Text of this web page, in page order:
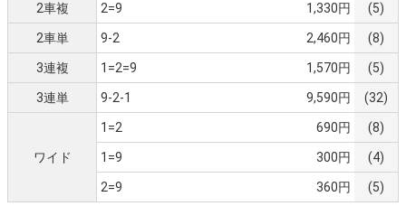
2車複 2=9 1,330円 (5)
2車単 9-2 2,460円 (8)
3連複 1=2=9 1,570円 (5)
3連単 9-2-1 9,590円 (32)
ワイド
1=2 690円 (8)
1=9 300円 (4)
2=9 360円 (5)